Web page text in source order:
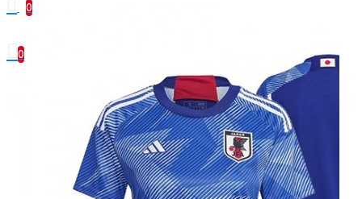
0
0
Ostoskorisi on tyhjä!